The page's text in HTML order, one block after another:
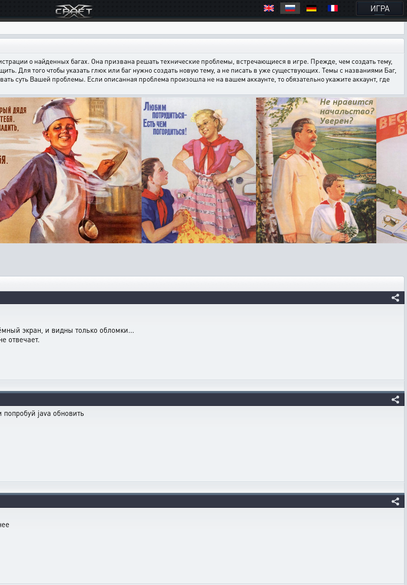
ИГРА
о найденных багах. Она призвана решать технические проблемы, встречающиеся в игре. Прежде, чем создать тему,
Для того чтобы указать глюк или баг нужно создать новую тему, а не писать в уже существующих. Темы с названиями Баг,
суть Вашей проблемы. Если описанная проблема произошла не на вашем аккаунте, то обязательно укажите аккаунт, где
экран, и видны только обломки...
отвечает.
java обновить